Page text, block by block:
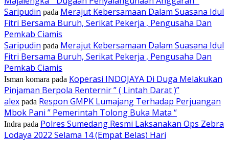
Saripudin pada Merajut Kebersamaan Dalam Suasana Idul
Fitri Bersama Buruh, Serikat Pekerja , Pengusaha Dan
Pemkab Ciamis
Saripudin pada Merajut Kebersamaan Dalam Suasana Idul
Fitri Bersama Buruh, Serikat Pekerja , Pengusaha Dan
Pemkab Ciamis
Isman komara pada Koperasi INDOJAYA Di Duga Melakukan
Pinjaman Berpola Renternir ” ( Lintah Darat )”
alex pada Respon GMPK Lumajang Terhadap Perjuangan
Mbok Pani ” Pemerintah Tolong Buka Mata “
Indra pada Polres Sumedang Resmi Laksanakan Ops Zebra
Lodaya 2022 Selama 14 (Empat Belas) Hari